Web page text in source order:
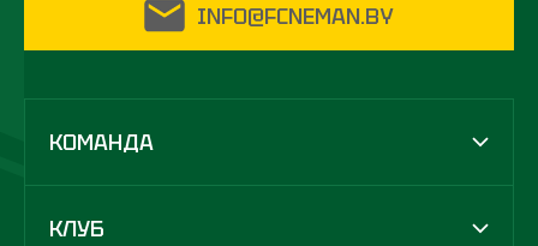
INFO@FCNEMAN.BY
КОМАНДА
КЛУБ